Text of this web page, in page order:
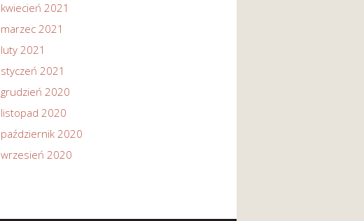
kwiecień 2021
marzec 2021
luty 2021
styczeń 2021
grudzień 2020
listopad 2020
październik 2020
wrzesień 2020